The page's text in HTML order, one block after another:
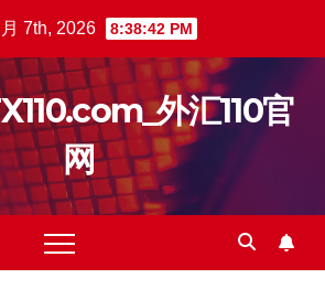
7th, 2026 8:38:42 PM
外汇110官
网